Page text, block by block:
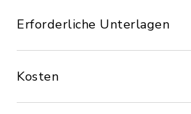
Erforderliche Unterlagen
Kosten